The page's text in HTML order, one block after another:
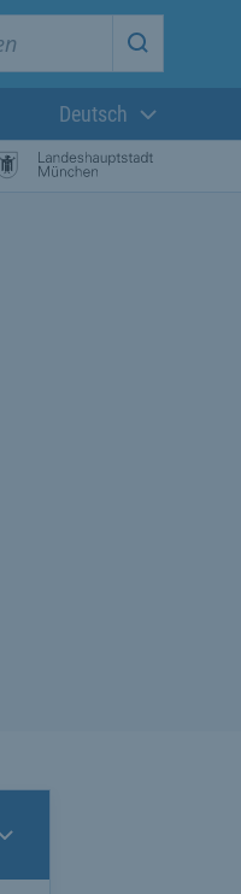
Suche
Aktuelle
Deutsch